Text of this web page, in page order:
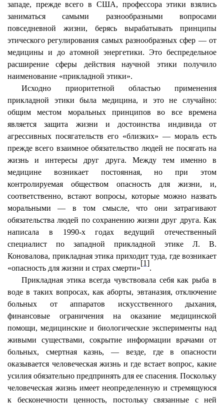
западе, прежде всего в США, профессора этики взялись
заниматься самыми разнообразными вопросами
повседневной жизни, берясь вырабатывать принципы
этического регулирования самых разнообразных сфер — от
медицины и до атомной энергетики. Это беспредельное
расширение сферы действия научной этики получило
наименование «прикладной этики».
Исходно приоритетной областью применения
прикладной этики была медицина, и это не случайно:
общим местом моральных принципов во все времена
является защита жизни и достоинства индивида от
агрессивных посягательств его «близких» — мораль есть
прежде всего взаимное обязательство людей не посягать на
жизнь и интересы друг друга. Между тем именно в
медицине возникает постоянная, но при этом
контролируемая обществом опасность для жизни, и,
соответственно, встают вопросы, которые можно назвать
моральными — в том смысле, что они затрагивают
обязательства людей по сохранению жизни друг друга. Как
написала в 1990-х годах ведущий отечественный
специалист по западной прикладной этике Л. В.
Коновалова, прикладная этика приходит туда, где возникает
«опасность для жизни и страх смерти»
[1]
.
Прикладная этика всегда чувствовала себя как рыба в
воде в таких вопросах, как аборты, эвтаназия, отключение
больных от аппаратов искусственного дыхания,
финансовые ограничения на оказание медицинской
помощи, медицинские и биологические эксперименты над
живыми существами, сокрытие информации врачами от
больных, смертная казнь, — везде, где в опасности
оказывается человеческая жизнь и где встает вопрос, какие
усилия обязательно предпринять для ее спасения. Поскольку
человеческая жизнь имеет неопределенную и стремящуюся
к бесконечности ценность, постольку связанные с ней